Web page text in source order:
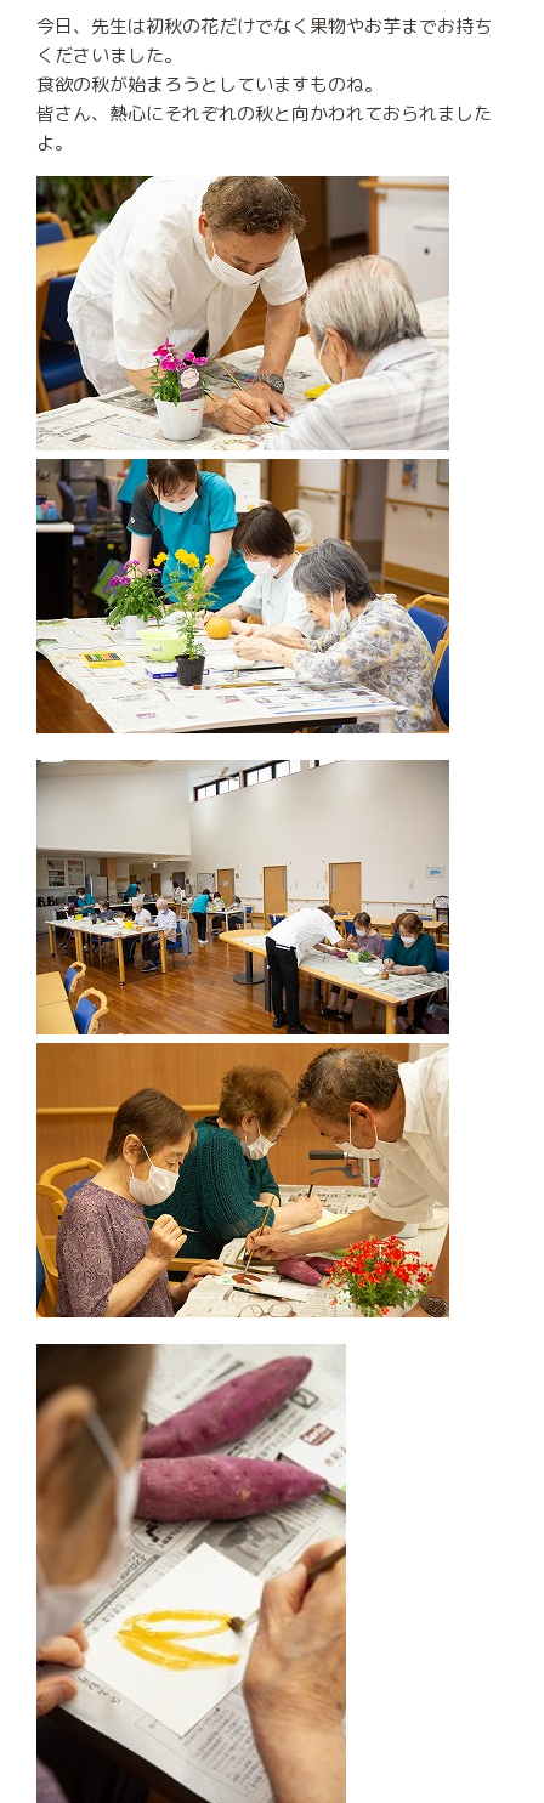
今日、先生は初秋の花だけでなく果物やお芋までお持ち
くださいました。
食欲の秋が始まろうとしていますものね。
皆さん、熱心にそれぞれの秋と向かわれておられました
よ。